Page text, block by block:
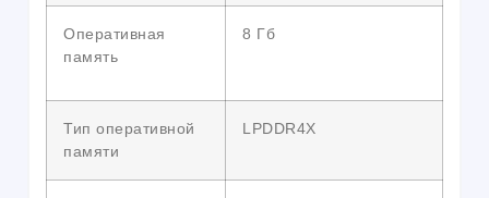
Оперативная
память
8 Гб
Тип оперативной
памяти
LPDDR4X